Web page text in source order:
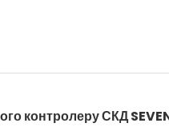
контролеру СКД